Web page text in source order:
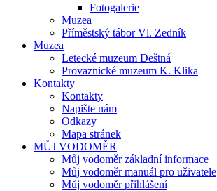
Fotogalerie
Muzea
Příměstský tábor Vl. Zedník
Muzea
Letecké muzeum Deštná
Provaznické muzeum K. Klika
Kontakty
Kontakty
Napište nám
Odkazy
Mapa stránek
MŮJ VODOMĚR
Můj vodoměr základní informace
Můj vodoměr manuál pro uživatele
Můj vodoměr přihlášení